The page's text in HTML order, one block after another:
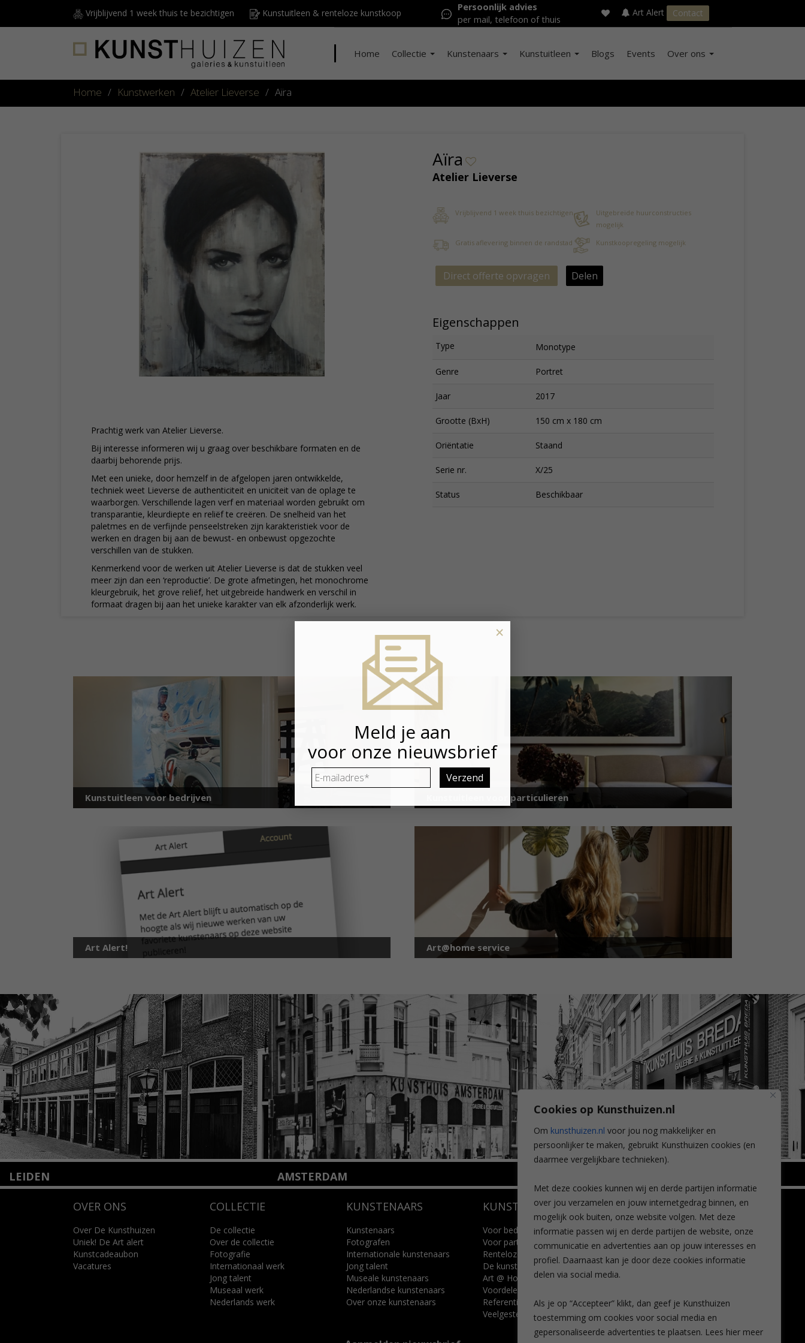
Cookies op Kunsthuizen.nl
Om kunsthuizen.nl voor jou nog makkelijker en
persoonlijker te maken, gebruikt Kunsthuizen cookies (en
daarmee vergelijkbare technieken).
Met deze cookies kunnen wij en derde partijen informatie
over jou verzamelen en jouw internetgedrag binnen, en
mogelijk ook buiten, onze website volgen. Met deze
informatie passen wij en derde partijen de website, onze
communicatie en advertenties aan op jouw interesses en
profiel. Daarnaast kan je door deze cookies informatie
delen via social media.
Als je op “Accepteer” klikt, dan geef je Kunsthuizen
toestemming om cookies voor social media en
gepersonaliseerde advertenties te plaatsen. Lees hier meer
Vrijblijvend 1 week thuis te bezichtigen Kunstuitleen & renteloze kunstkoop
Persoonlijk advies
per mail, telefoon of thuis
Art Alert Contact
Home Collectie Kunstenaars Kunstuitleen Blogs Events Over ons
Home / Kunstwerken / Atelier Lieverse / Aïra
Prachtig werk van Atelier Lieverse.
Bij interesse informeren wij u graag over beschikbare formaten en de
daarbij behorende prijs.
Met een unieke, door hemzelf in de afgelopen jaren ontwikkelde,
techniek weet Lieverse de authenticiteit en uniciteit van de oplage te
waarborgen. Verschillende lagen verf en materiaal worden gebruikt om
transparantie, kleurdiepte en reliëf te creëren. De snelheid van het
paletmes en de verfijnde penseelstreken zijn karakteristiek voor de
werken en dragen bij aan de bewust- en onbewust opgezochte
verschillen van de stukken.
Kenmerkend voor de werken uit Atelier Lieverse is dat de stukken veel
meer zijn dan een ‘reproductie’. De grote afmetingen, het monochrome
kleurgebruik, het grove reliëf, het uitgebreide handwerk en verschil in
formaat dragen bij aan het unieke karakter van elk afzonderlijk werk.
Aïra
Atelier Lieverse
Vrijblijvend 1 week thuis bezichtigen
Uitgebreide huurconstructies
mogelijk
Gratis aflevering binnen de randstad
Kunstkoopregeling mogelijk
Direct offerte opvragen Delen
Eigenschappen
Type Monotype
Genre Portret
Jaar 2017
Grootte (BxH) 150 cm x 180 cm
Oriëntatie Staand
Serie nr. X/25
Status Beschikbaar
Kunstuitleen voor bedrijven Kunstuitleen voor particulieren
Art Alert! Art@home service
LEIDEN
info@kunsthuisleiden.nl
AMSTERDAM
1075 VX Amsterdam
info@kunsthuisamsterdam.nl
Lees meer
Wilhelminastraat 11
4818 SB Breda
+31 (0)76 5221309
info@kunsthuisbreda.nl
Lees meer
OVER ONS
Over De Kunsthuizen
Uniek! De Art alert
Kunstcadeaubon
Vacatures
COLLECTIE
De collectie
Over de collectie
Fotografie
Internationaal werk
Jong talent
Museaal werk
Nederlands werk
KUNSTENAARS
Kunstenaars
Fotografen
Internationale kunstenaars
Jong talent
Museale kunstenaars
Nederlandse kunstenaars
Over onze kunstenaars
KUNSTUITLEEN
Voor bedrijven
Voor particulieren
Renteloze kunstkoop
De kunstcadeaubon
Art @ Home service
Voordelen
Referenties
Veelgestelde vragen
CONTACT
Contact
Leiden
Amsterdam
Breda
Favorieten
Meld je aan
voor onze nieuwsbrief
E-
mailadres *
×